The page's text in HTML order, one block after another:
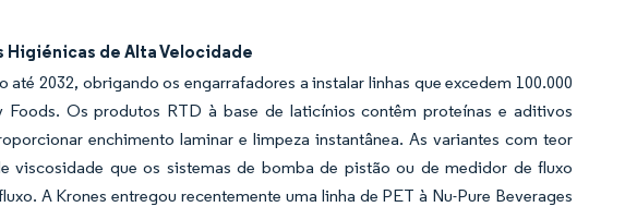
Higiénicas de Alta Velocidade
2032, obrigando os engarrafadores a instalar linhas que excedem 100.000
Os produtos RTD à base de laticínios contêm proteínas e aditivos
enchimento laminar e limpeza instantânea. As variantes com teor
viscosidade que os sistemas de bomba de pistão ou de medidor de fluxo
A Krones entregou recentemente uma linha de PET à Nu-Pure Beverages